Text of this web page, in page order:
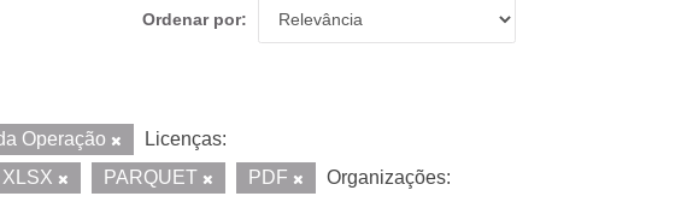
Ordenar por
Operação
Licenças:
XLSX PARQUET PDF
Organizações: